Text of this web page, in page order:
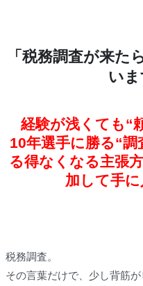
「税務調査が来た
いま
経験が浅くても“
10年選手に勝る“調
る得なくなる主張
加して手
税務調査。
その言葉だけで、少し背筋